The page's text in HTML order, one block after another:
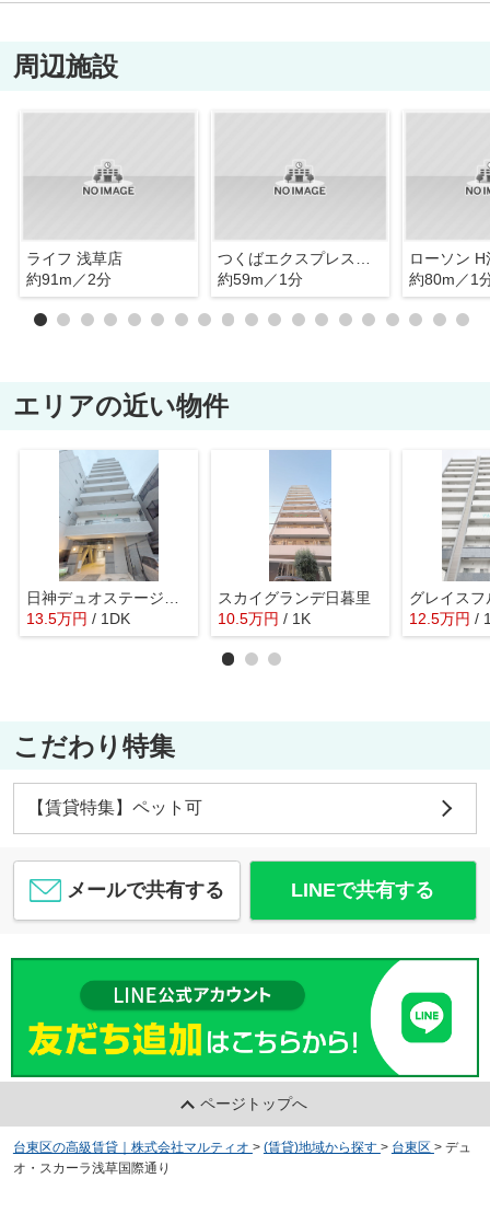
周辺施設
ライフ 浅草店
約91m／2分
約59m／1分
約80m／1
エリアの近い物件
日神デュオステージ浅草松が谷
13.5万円 / 1DK
スカイグランデ日暮里
10.5万円 / 1K
グレイスフ
12.5万円 /
こだわり特集
【賃貸特集】ペット可
メールで共有する LINEで共有する
ページトップへ
台東区の高級賃貸｜株式会社マルティオ > (賃貸)地域から探す > 台東区 > デュ
オ・スカーラ浅草国際通り